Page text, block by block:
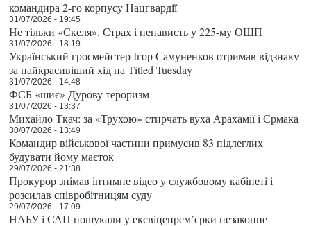
командира 2-го корпусу Нацгвардії
31/07/2026 - 19:45
Не тільки «Скеля». Страх і ненависть у 225-му ОШП
31/07/2026 - 18:19
Український гросмейстер Ігор Самуненков отримав відзнаку
за найкрасивіший хід на Titled Tuesday
31/07/2026 - 14:48
ФСБ «шиє» Дурову тероризм
31/07/2026 - 13:37
Михайло Ткач: за «Трухою» стирчать вуха Арахамії і Єрмака
30/07/2026 - 13:49
Командир військової частини примусив 83 підлеглих
будувати йому маєток
29/07/2026 - 21:38
Прокурор знімав інтимне відео у службовому кабінеті і
розсилав співробітницям суду
29/07/2026 - 17:09
НАБУ і САП пошукали у ексвіцепрем’єрки незаконне